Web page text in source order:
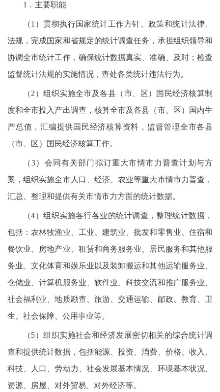
1．主要职能
（1）贯彻执行国家统计工作方针、政策和统计法律、
法规，完成国家和省规定的统计调查任务，承担组织领导和
协调全市统计工作，确保统计数据真实、准确、及时；检查
监督统计法规的实施情况，查处各类统计违法行为。
（2）组织实施全市及各县（市、区）国民经济核算制
度和全市投入产出调查，核算全市及各县（市、区）国内生
产总值，汇编提供国民经济核算资料，监督管理全市各县
（市、区）国民经济核算工作。
（3）会同有关部门拟订重大市情市力普查计划与方
案，组织实施全市人口、经济、农业等重大市情市力普查，
汇总、整理和提供有关市情市力方面的统计数据。
（4）组织实施各行各业的统计调查，整理统计数据，
包括：农林牧渔业、工业、建筑业、批发和零售业、住宿和
餐饮业、房地产业、租赁和商务服务业、居民服务和其他服
务业、文化体育和娱乐业以及装卸搬运和其他运输服务业、
仓储业、计算机服务业、软件业、科技交流和推广服务业、
社会福利业、地质勘查、旅游、交通运输、邮政、教育、卫
生、社会保障、公用事业等。
（5）组织实施社会和经济发展密切相关的综合统计调
查和提供统计数据，包括能源、投资、消费、价格、收入、
科技、人口、劳动力、社会发展基本情况、环境基本状况、
资源、房屋、对外贸易、对外经济等。